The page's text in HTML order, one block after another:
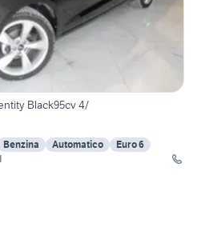
Black95cv 4/
Benzina Automatico
Euro 6